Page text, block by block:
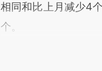
相同和比上月减少4
个。